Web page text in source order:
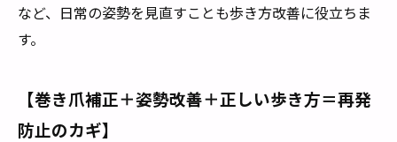
など、日常の姿勢を見直すことも歩き方改善に役立ちま
す。
【巻き爪補正＋姿勢改善＋正しい歩き方＝再発
防止のカギ】